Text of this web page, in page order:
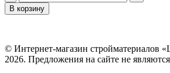
В корзину
© Интернет-магазин стройматериалов
2026. Предложения на сайте не